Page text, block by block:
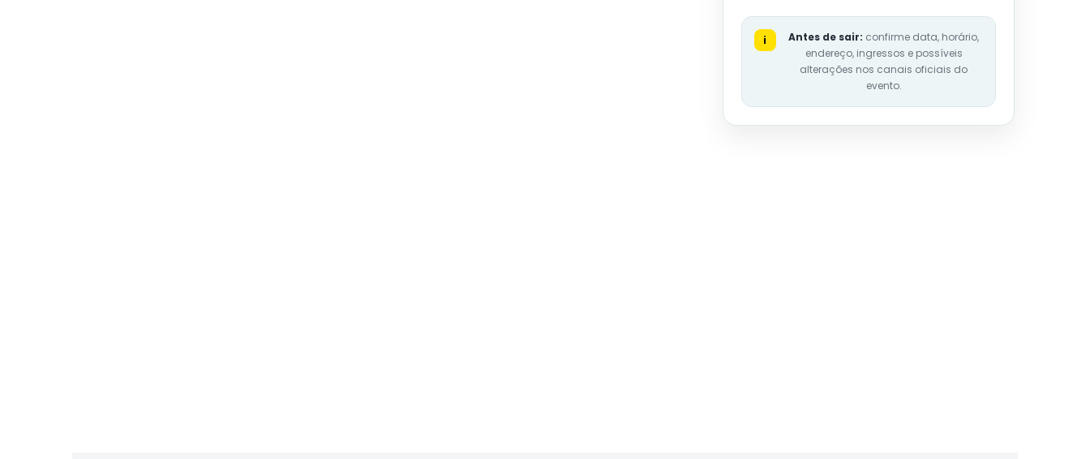
i Antes de sair: confirme data, horário,
endereço, ingressos e possíveis
alterações nos canais oficiais do
evento.